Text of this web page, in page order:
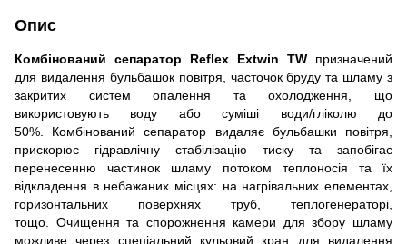
Опис
Комбінований сепаратор Reflex Extwin TW призначений
для видалення бульбашок повітря, часточок бруду та шламу з
закритих систем опалення та охолодження, що
використовують воду або суміші води/гліколю до
50%. Комбінований сепаратор видаляє бульбашки повітря,
прискорює гідравлічну стабілізацію тиску та запобігає
перенесенню частинок шламу потоком теплоносія та їх
відкладення в небажаних місцях: на нагрівальних елементах,
горизонтальних поверхнях труб, теплогенераторі,
тощо. Очищення та cпорожнення камери для збору шламу
можливе через спеціальний кульовий кран для видалення